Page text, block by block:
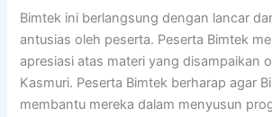
Bimtek ini berlangsung dengan lancar
antusias oleh peserta. Peserta Bimtek
apresiasi atas materi yang disampaikan
Kasmuri. Peserta Bimtek berharap agar
membantu mereka dalam menyusun